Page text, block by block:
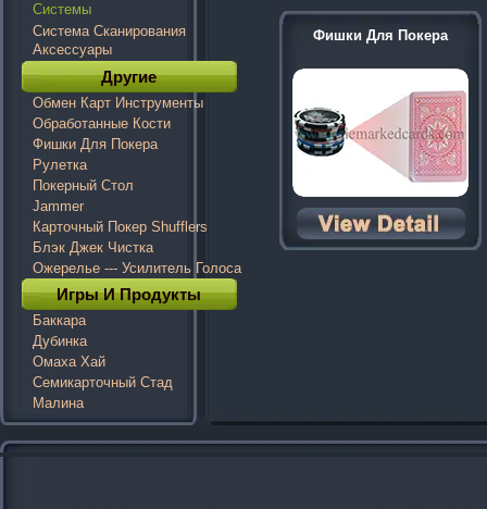
Системы
Система Сканирования
Аксессуары
Другие
Обмен Карт Инструменты
Обработанные Кости
Фишки Для Покера
Рулетка
Покерный Стол
Jammer
Карточный Покер Shufflers
Блэк Джек Чистка
Ожерелье --- Усилитель Голоса
Игры И Продукты
Баккара
Дубинка
Омаха Хай
Семикарточный Стад
Малина
Фишки Для Покера